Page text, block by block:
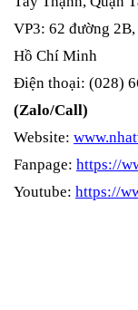
VP3: 62 đường
Hồ Chí Minh
Điện thoại: (028)
(Zalo/Call)
Website:
Fanpage: https://
Youtube: https://